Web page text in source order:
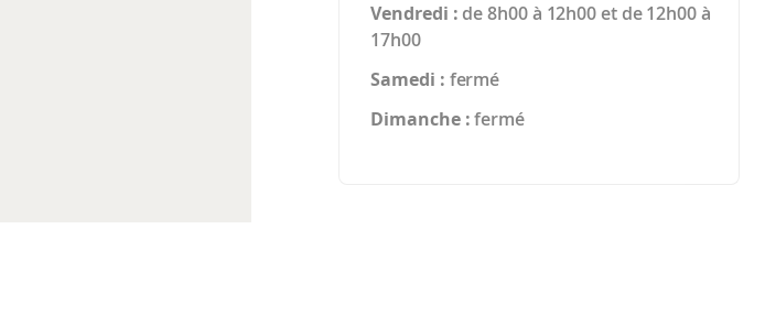
Vendredi : de 8h00 à 12h00 et de 12h00 à
17h00
Samedi : fermé
Dimanche :fermé